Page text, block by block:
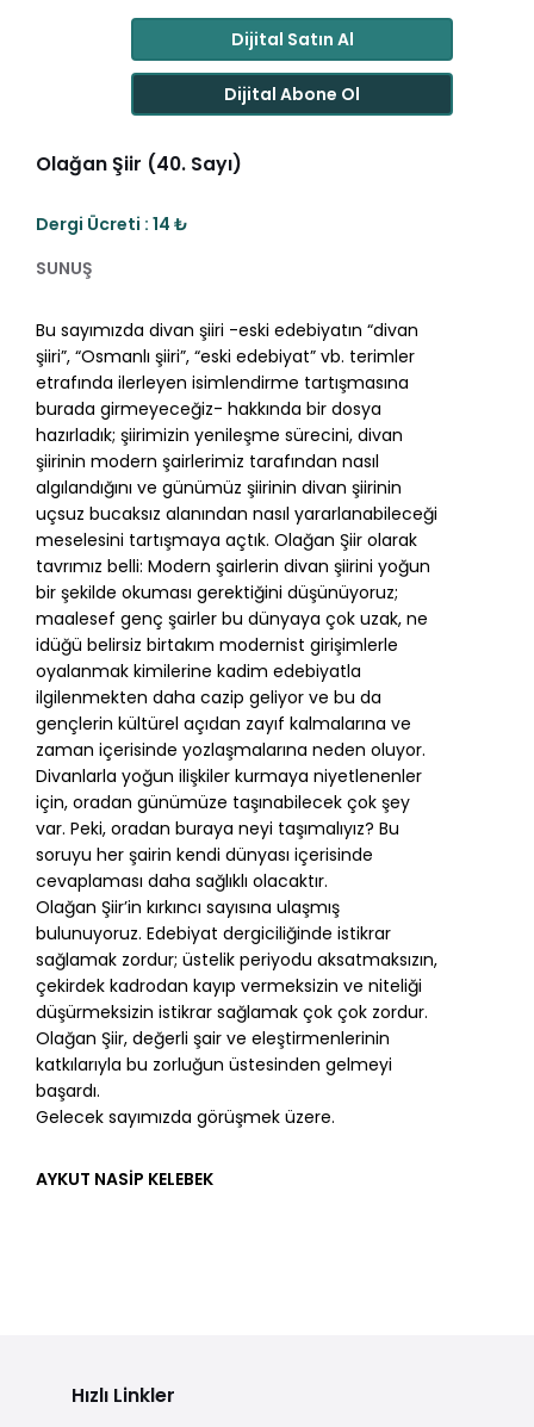
Dijital Satın Al
Dijital Abone Ol
Olağan Şiir (40. Sayı)
Dergi Ücreti : 14 ₺
SUNUŞ
Bu sayımızda divan şiiri -eski edebiyatın “divan
şiiri”, “Osmanlı şiiri”, “eski edebiyat” vb. terimler
etrafında ilerleyen isimlendirme tartışmasına
burada girmeyeceğiz- hakkında bir dosya
hazırladık; şiirimizin yenileşme sürecini, divan
şiirinin modern şairlerimiz tarafından nasıl
algılandığını ve günümüz şiirinin divan şiirinin
uçsuz bucaksız alanından nasıl yararlanabileceği
meselesini tartışmaya açtık. Olağan Şiir olarak
tavrımız belli: Modern şairlerin divan şiirini yoğun
bir şekilde okuması gerektiğini düşünüyoruz;
maalesef genç şairler bu dünyaya çok uzak, ne
idüğü belirsiz birtakım modernist girişimlerle
oyalanmak kimilerine kadim edebiyatla
ilgilenmekten daha cazip geliyor ve bu da
gençlerin kültürel açıdan zayıf kalmalarına ve
zaman içerisinde yozlaşmalarına neden oluyor.
Divanlarla yoğun ilişkiler kurmaya niyetlenenler
için, oradan günümüze taşınabilecek çok şey
var. Peki, oradan buraya neyi taşımalıyız? Bu
soruyu her şairin kendi dünyası içerisinde
cevaplaması daha sağlıklı olacaktır.
Olağan Şiir’in kırkıncı sayısına ulaşmış
bulunuyoruz. Edebiyat dergiciliğinde istikrar
sağlamak zordur; üstelik periyodu aksatmaksızın,
çekirdek kadrodan kayıp vermeksizin ve niteliği
düşürmeksizin istikrar sağlamak çok çok zordur.
Olağan Şiir, değerli şair ve eleştirmenlerinin
katkılarıyla bu zorluğun üstesinden gelmeyi
başardı.
Gelecek sayımızda görüşmek üzere.
AYKUT NASİP KELEBEK
Hızlı Linkler